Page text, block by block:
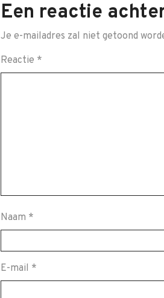
Een reactie
Je e-mailadres zal niet getoond
Reactie *
Naam *
E-mail *